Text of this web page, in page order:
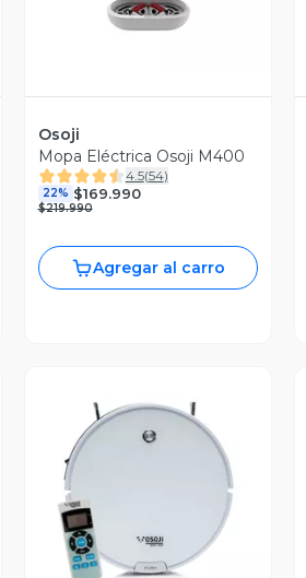
Osoji
Mopa Eléctrica Osoji M400
4.5(54)
22% $169.990
$219.990
Agregar al carro